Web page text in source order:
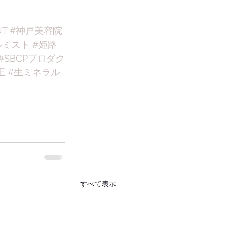
#神戸美容院
スト #姫路
プロダク
#生ミネラル
すべて表示